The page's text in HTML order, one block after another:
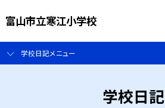
富山市立寒江小学校
学校日記メニュー
学校日記